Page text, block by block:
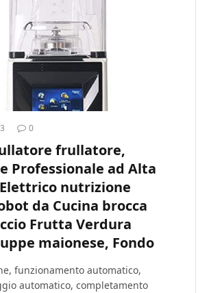
0
frullatore,
Professionale ad Alta
nutrizione
da Cucina brocca
Frutta Verdura
maionese, Fondo
funzionamento automatico,
automatico, completamento